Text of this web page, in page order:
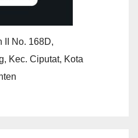
II No. 168D,
Kec. Ciputat, Kota